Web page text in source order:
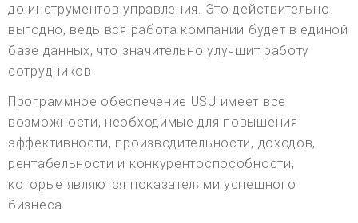
до инструментов управления. Это действительно
выгодно, ведь вся работа компании будет в единой
базе данных, что значительно улучшит работу
сотрудников.
Программное обеспечение USU имеет все
возможности, необходимые для повышения
эффективности, производительности, доходов,
рентабельности и конкурентоспособности,
которые являются показателями успешного
бизнеса.